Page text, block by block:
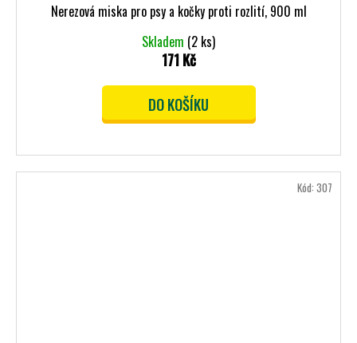
Nerezová miska pro psy a kočky proti rozlití, 900 ml
Skladem (2 ks)
171 Kč
DO KOŠÍKU
Kód: 307